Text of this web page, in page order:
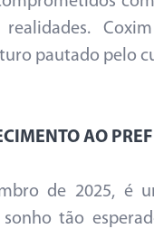
pautado pelo
AO
de 2025, é
tão